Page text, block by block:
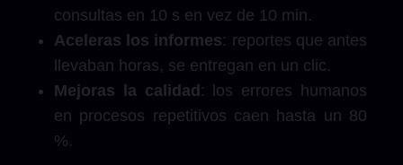
consultas en 10 s en vez de 10 min.
Aceleras los informes: reportes que antes
llevaban horas, se entregan en un clic.
Mejoras la calidad : los errores humanos
en procesos repetitivos caen hasta un 80
%.